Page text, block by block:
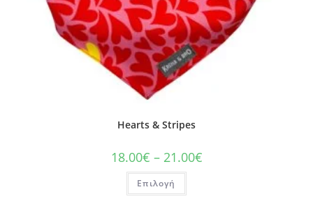
Hearts & Stripes
18.00€ – 21.00€
Επιλογή